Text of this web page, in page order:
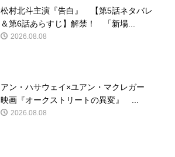
松村北斗主演『告白』 【第5話ネタバレ
＆第6話あらすじ】解禁！ 「新場...
2026.08.08
アン・ハサウェイ×ユアン・マクレガー
映画『オークストリートの異変』 ...
2026.08.08